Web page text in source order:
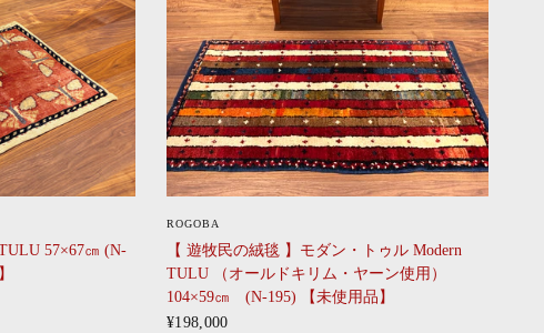
57×67㎝ (N-
ROGOBA
【 遊牧民の絨毯 】モダン・トゥル Modern
TULU （オールドキリム・ヤーン使用）
104×59㎝ (N-195) 【未使用品】
¥198,000